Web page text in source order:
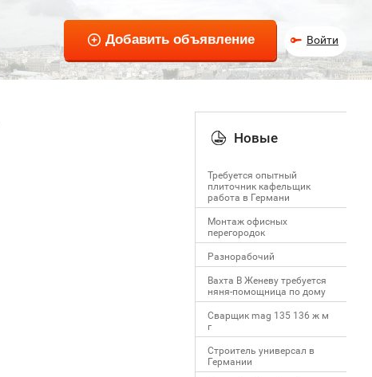
Войти
Новые
Требуется опытный
плиточник кафельщик
работa в Германи
Mонтаж офисных
перегородок
Разнорабочий
Вахта В Женеву требуется
няня-помощница по дому
Сварщик mag 135 136 ж м
г
Строитель универсал в
Германии